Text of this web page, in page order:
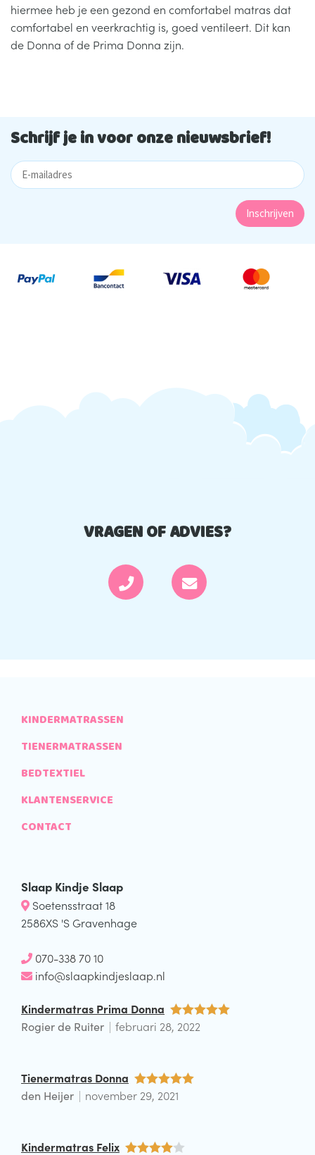
hiermee heb je een gezond en comfortabel matras dat
comfortabel en veerkrachtig is, goed ventileert. Dit kan
de Donna of de Prima Donna zijn.
Schrijf je in voor onze nieuwsbrief!
VRAGEN OF ADVIES?
KINDERMATRASSEN
TIENERMATRASSEN
BEDTEXTIEL
KLANTENSERVICE
CONTACT
Slaap Kindje Slaap
Soetensstraat 18
2586XS 'S Gravenhage
070-338 70 10
info@slaapkindjeslaap.nl
Waardering
Kindermatras Prima Donna
Rogier de Ruiter
februari 28, 2022
Waardering
Tienermatras Donna
den Heijer
november 29, 2021
Kindermatras Felix